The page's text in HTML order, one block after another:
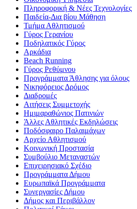
Πληροφορική & Νέες Τεχνολογίες
Παιδεία-Δια βίου Μάθηση
Τμήμα Αθλητισμού
Γύρος Γερανίου
Ποδηλατικός Γύρος
Αρκάδια
Beach Running
Γύρος Ρεθύμνου
Προγράμματα Άθλησης για όλους
Νικηφόρειος Δρόμος
Διαδρομές
Αιτήσεις Συμμετοχής
Ημιμαραθώνιος Πατινιών
Άλλες Αθλητικές Εκδηλώσεις
Ποδόσφαιρο Παλαιμάχων
Αρχείο Αθλητισμού
Κοινωνική Προστασία
Συμβούλιο Μεταναστών
Επιχειρησιακό Σχέδιο
Προγράμματα Δήμου
Ευρωπαϊκά Προγράμματα
Συνεργασίες Δήμου
Δήμος και Περιβάλλον